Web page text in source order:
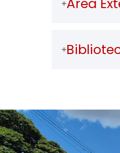
Área